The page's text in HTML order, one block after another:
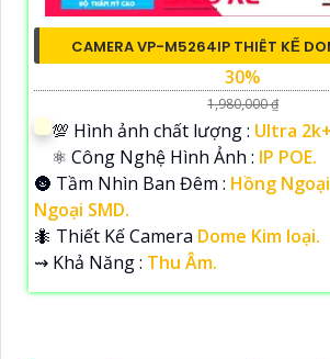
CAMERA VP-M5264IP THIÊT KẾ
30%
1,980,000 ₫
💯 Hình ảnh chất lượng : Ultra
⚛️ Công Nghệ Hình Ảnh : IP POE.
🌚 Tầm Nhìn Ban Đêm : Hồng
Ngoại SMD.
🐜 Thiết Kế Camera Dome Kim loại.
️⇝ Khả Năng : Thu Âm.